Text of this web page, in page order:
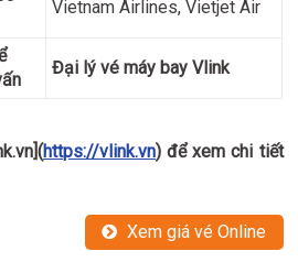
Vietnam Airlines, Vietjet Air
Đại lý vé máy bay Vlink
https://vlink.vn) để xem chi tiết
Xem giá vé Online